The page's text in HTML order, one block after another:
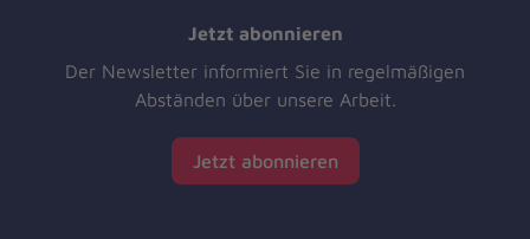
Jetzt abonnieren
Der Newsletter informiert Sie in regelmäßigen
Abständen über unsere Arbeit.
Jetzt abonnieren